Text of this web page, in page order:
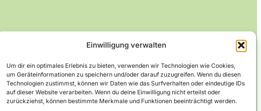
Einwilligung verwalten
Um dir ein optimales Erlebnis zu bieten, verwenden wir Technologien wie Cookies,
um Geräteinformationen zu speichern und/oder darauf zuzugreifen. Wenn du diesen
Technologien zustimmst, können wir Daten wie das Surfverhalten oder eindeutige IDs
auf dieser Website verarbeiten. Wenn du deine Einwilligung nicht erteilst oder
zurückziehst, können bestimmte Merkmale und Funktionen beeinträchtigt werden.
Kontakt